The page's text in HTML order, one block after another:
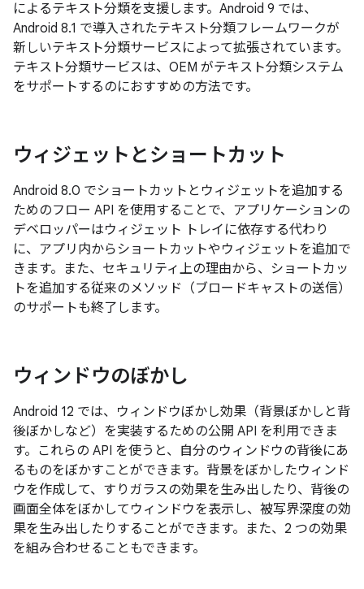
によるテキスト分類を支援します。Android 9 では、
Android 8.1 で導入されたテキスト分類フレームワークが
新しいテキスト分類サービスによって拡張されています。
テキスト分類サービスは、OEM がテキスト分類システム
をサポートするのにおすすめの方法です。
ウィジェットとショートカット
Android 8.0 でショートカットとウィジェットを追加する
ためのフロー API を使用することで、アプリケーションの
デベロッパーはウィジェット トレイに依存する代わり
に、アプリ内からショートカットやウィジェットを追加で
きます。また、セキュリティ上の理由から、ショートカッ
トを追加する従来のメソッド（ブロードキャストの送信）
のサポートも終了します。
ウィンドウのぼかし
Android 12 では、ウィンドウぼかし効果（背景ぼかしと背
後ぼかしなど）を実装するための公開 API を利用できま
す。これらの API を使うと、自分のウィンドウの背後にあ
るものをぼかすことができます。背景をぼかしたウィンド
ウを作成して、すりガラスの効果を生み出したり、背後の
画面全体をぼかしてウィンドウを表示し、被写界深度の効
果を生み出したりすることができます。また、2 つの効果
を組み合わせることもできます。